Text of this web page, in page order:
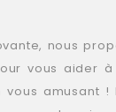
nous
vous aider
amusant !